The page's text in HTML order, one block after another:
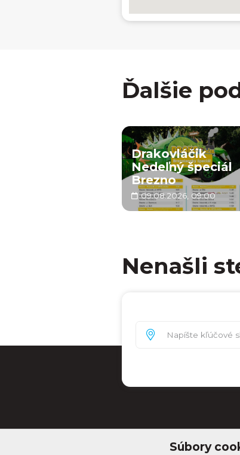
Ďalšie
Drakovláčik
Nedeľný špeciál
Brezno
09.08.2026, 09:00
Nenašli
Súbory